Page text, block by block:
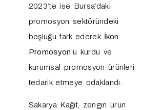
2023’te ise Bursa’daki
promosyon sektöründeki
boşluğu fark ederek İkon
Promosyon‘u kurdu ve
kurumsal promosyon ürünleri
tedarik etmeye odaklandı.
Sakarya Kağıt, zengin ürün